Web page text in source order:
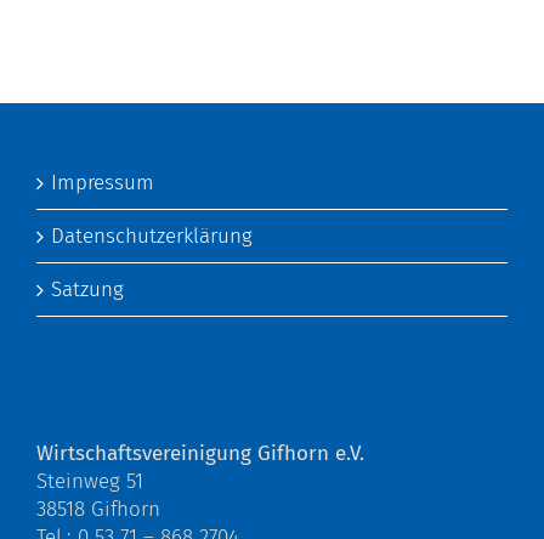
Impressum
Datenschutzerklärung
Satzung
Wirtschaftsvereinigung Gifhorn e.V.
Steinweg 51
38518 Gifhorn